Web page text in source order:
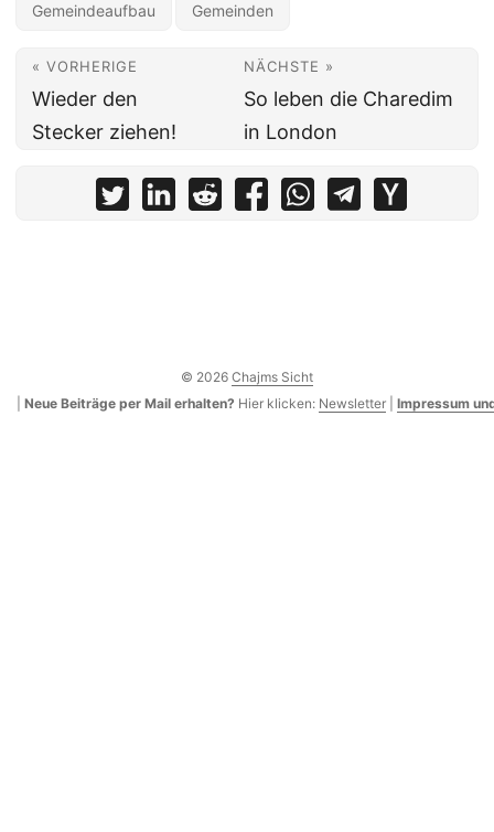
Gemeindeaufbau Gemeinden
« VORHERIGE
Wieder den
Stecker ziehen!
NÄCHSTE »
So leben die Charedim
in London
© 2026 Chajms Sicht
Neue Beiträge per Mail erhalten? Hier klicken: Newsletter Impressum